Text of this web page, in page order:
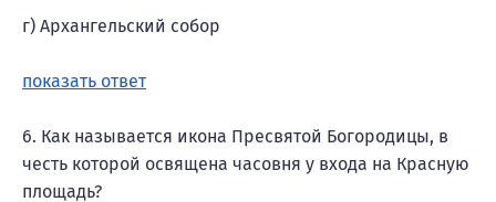
г) Архангельский собор
показать ответ
6. Как называется икона Пресвятой Богородицы, в
честь которой освящена часовня у входа на Красную
площадь?